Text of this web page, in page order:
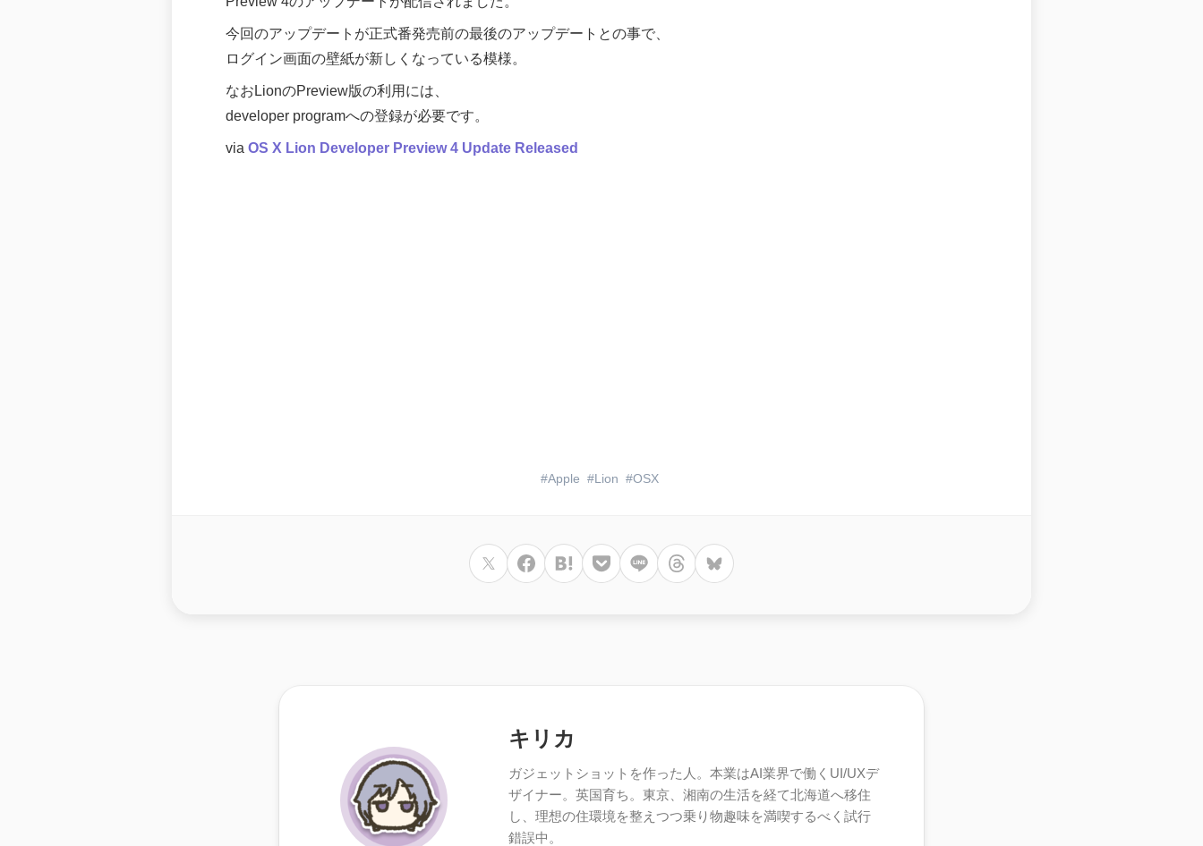
今回のアップデートが正式番発売前の最後のアップデートとの事で、
ログイン画面の壁紙が新しくなっている模様。
なおLionのPreview版の利用には、
developer programへの登録が必要です。
via OS X Lion Developer Preview 4 Update Released
Apple Lion OSX
キリカ
ガジェットショットを作った人。本業はAI業界で働くUI/UXデ
ザイナー。英国育ち。東京、湘南の生活を経て北海道へ移住
し、理想の住環境を整えつつ乗り物趣味を満喫するべく試行
錯誤中。